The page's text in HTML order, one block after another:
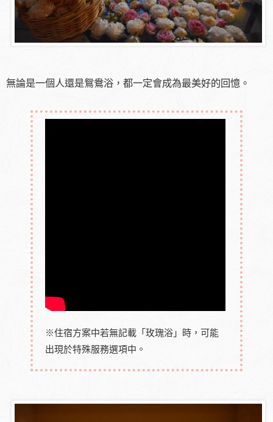
無論是一個人還是鴛鴦浴，都一定會成為最美好的回憶。
※住宿方案中若無記載「玫瑰浴」時，可能
出現於特殊服務選項中。